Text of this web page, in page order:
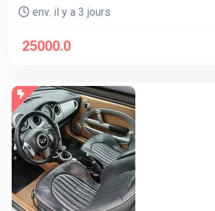
env. il y a 3 jours
25000.0